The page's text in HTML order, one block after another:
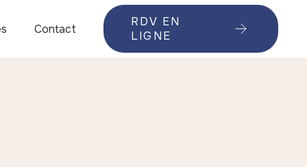
Contact
RDV EN
LIGNE